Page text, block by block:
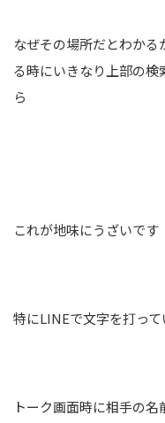
なぜその場所だとわか
る時にいきなり上部の
ら
これが地味にうざいです
特にLINEで文字を打っ
トーク画面時に相手の